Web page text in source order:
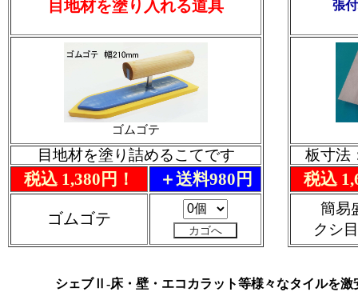
目地材を塗り入れる道具
ゴムゴテ
目地材を塗り詰めるこてです
税込 1,380円！ ＋送料980円
ゴムゴテ
張
板寸法
税込
簡易
クシ
シェブⅡ-床・壁・エコカラット等様々なタイルを激